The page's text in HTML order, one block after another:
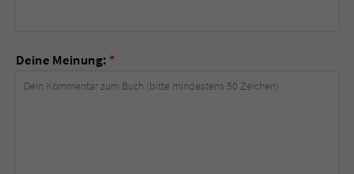
Deine Meinung: *